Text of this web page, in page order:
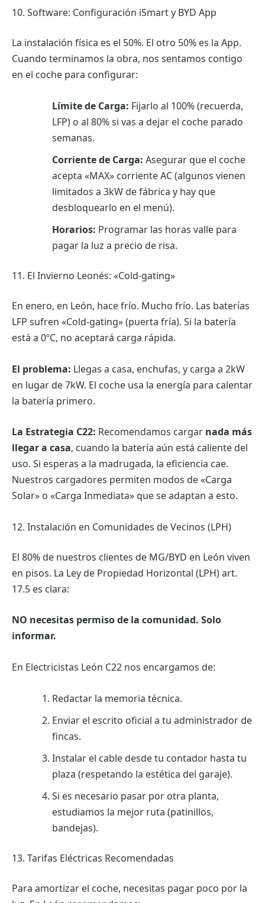
10. Software: Configuración iSmart y BYD App
La instalación física es el 50%. El otro 50% es la App.
Cuando terminamos la obra, nos sentamos contigo
en el coche para configurar:
Límite de Carga: Fijarlo al 100% (recuerda,
LFP) o al 80% si vas a dejar el coche parado
semanas.
Corriente de Carga: Asegurar que el coche
acepta «MAX» corriente AC (algunos vienen
limitados a 3kW de fábrica y hay que
desbloquearlo en el menú).
Horarios: Programar las horas valle para
pagar la luz a precio de risa.
11. El Invierno Leonés: «Cold-gating»
En enero, en León, hace frío. Mucho frío. Las baterías
LFP sufren «Cold-gating» (puerta fría). Si la batería
está a 0ºC, no aceptará carga rápida.
El problema: Llegas a casa, enchufas, y carga a 2kW
en lugar de 7kW. El coche usa la energía para calentar
la batería primero.
La Estrategia C22: Recomendamos cargar nada más
llegar a casa, cuando la batería aún está caliente del
uso. Si esperas a la madrugada, la eficiencia cae.
Nuestros cargadores permiten modos de «Carga
Solar» o «Carga Inmediata» que se adaptan a esto.
12. Instalación en Comunidades de Vecinos (LPH)
El 80% de nuestros clientes de MG/BYD en León viven
en pisos. La Ley de Propiedad Horizontal (LPH) art.
17.5 es clara:
NO necesitas permiso de la comunidad. Solo
informar.
En Electricistas León C22 nos encargamos de:
Redactar la memoria técnica.
Enviar el escrito oficial a tu administrador de
fincas.
Instalar el cable desde tu contador hasta tu
plaza (respetando la estética del garaje).
Si es necesario pasar por otra planta,
estudiamos la mejor ruta (patinillos,
bandejas).
13. Tarifas Eléctricas Recomendadas
Para amortizar el coche, necesitas pagar poco por la